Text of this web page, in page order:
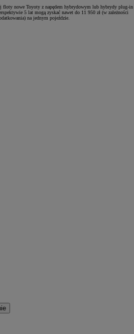
floty nowe Toyoty z napędem hybrydowym lub hybrydy plug-in
5 lat mogą zyskać nawet do 11 950 zł (w zależności
na jednym pojeździe.